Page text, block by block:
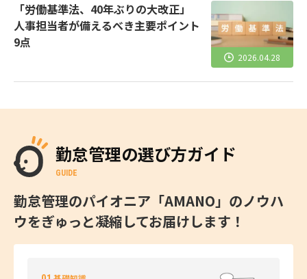
「労働基準法、40年ぶりの大改正」
人事担当者が備えるべき主要ポイント
9点
2026.04.28
勤怠管理の選び方ガイド
GUIDE
勤怠管理のパイオニア「AMANO」のノウハ
ウをぎゅっと凝縮してお届けします！